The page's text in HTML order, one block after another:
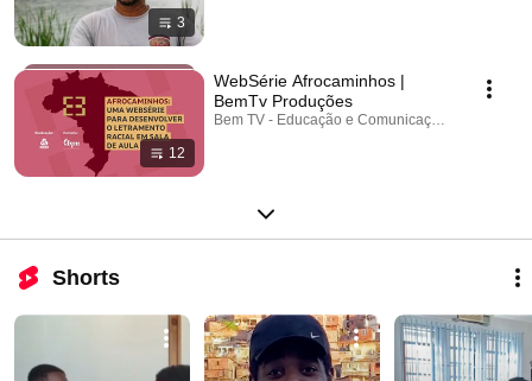
3
12
WebSérie Afrocaminhos |
BemTv Produções
Bem TV - Educação e Comunicação · Playlist
Shorts